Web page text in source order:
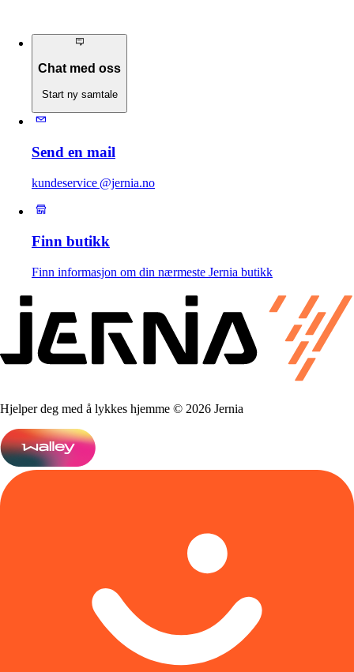
Chat med oss
Start ny samtale
Send en mail
kundeservice @jernia.no
Finn butikk
Finn informasjon om din nærmeste Jernia butikk
Hjelper deg med å lykkes hjemme © 2026 Jernia